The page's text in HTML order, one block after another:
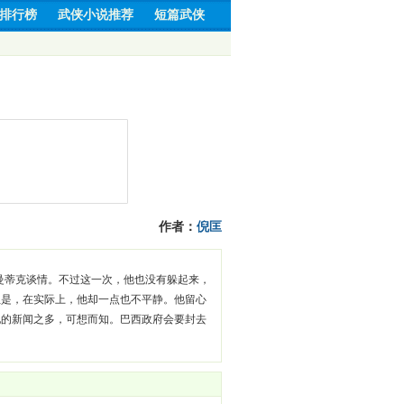
行榜 武侠小说推荐 短篇武侠
作者： 倪匡
克谈情。不过这一次，他也没有躲起来，
，在实际上，他却一点也不平静。他留心
新闻之多，可想而知。巴西政府会要封去